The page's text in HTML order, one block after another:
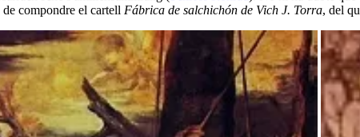
compondre el cartell Fábrica de salchichón de Vich J. Torra, del